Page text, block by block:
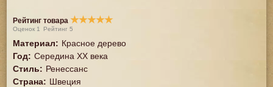
Рейтинг товара★★★★★
Оценок 1 Рейтинг5
Материал: Красное дерево
Год: Середина XX векa
Стиль: Ренессанс
Страна: Швеция